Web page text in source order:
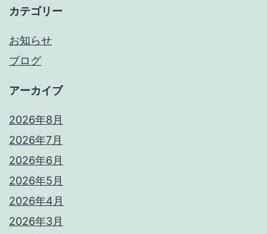
カテゴリー
お知らせ
ブログ
アーカイブ
2026年8月
2026年7月
2026年6月
2026年5月
2026年4月
2026年3月